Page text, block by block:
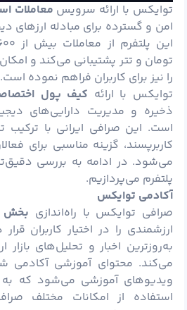
توایکس با ارائه سرویس معاملات
امن و گسترده برای مبادله ارزهای
تومان و تتر پشتیبانی می‌کند و
را نیز برای کاربران فراهم نموده است.
توایکس با ارائه کیف پول
ذخیره و مدیریت دارایی‌های
است. این صرافی ایرانی با ترکیب
کاربرپسند، گزینه مناسبی برای
می‌شود. در ادامه به بررسی
پلتفرم می‌پردازیم.
آکادمی توایکس
صرافی توایکس با راه‌اندازی بخش
ارزشمندی را در اختیار کاربران
به‌روزترین اخبار و تحلیل‌های بازار
می‌کند. محتوای آموزشی آکادمی
ویدیوهای آموزشی می‌شود که
استفاده از امکانات مختلف